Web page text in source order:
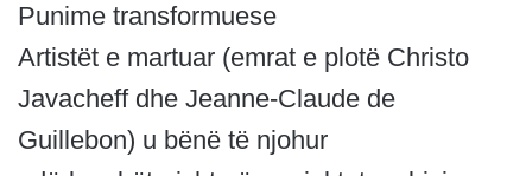
Punime transformuese
Artistët e martuar (emrat e plotë Christo
Javacheff dhe Jeanne-Claude de
Guillebon) u bënë të njohur